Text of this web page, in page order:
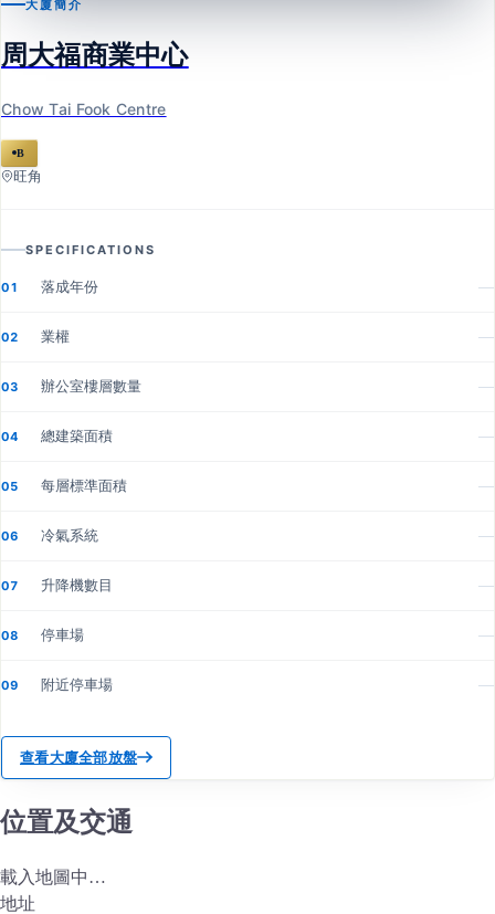
大廈簡介
周大福商業中心
Chow Tai Fook Centre
B
旺角
SPECIFICATIONS
01 落成年份 —
02 業權 —
03 辦公室樓層數量 —
04 總建築面積 —
05 每層標準面積 —
06 冷氣系統 —
07 升降機數目 —
08 停車場 —
09 附近停車場 —
查看大廈全部放盤
位置及交通
載入地圖中…
地址